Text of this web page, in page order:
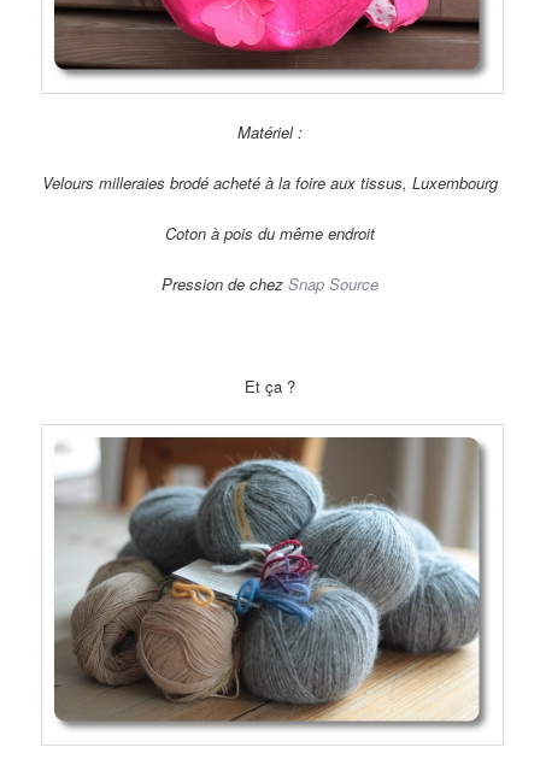
Matériel :
Velours milleraies brodé acheté à la foire aux tissus, Luxembourg
Coton à pois du même endroit
Pression de chez Snap Source
Et ça ?